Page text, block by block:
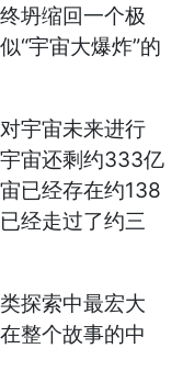
坍缩回一个极
“宇宙大爆炸”的
宇宙未来进行
宙还剩约333亿
已经存在约138
经走过了约三
探索中最宏大
整个故事的中